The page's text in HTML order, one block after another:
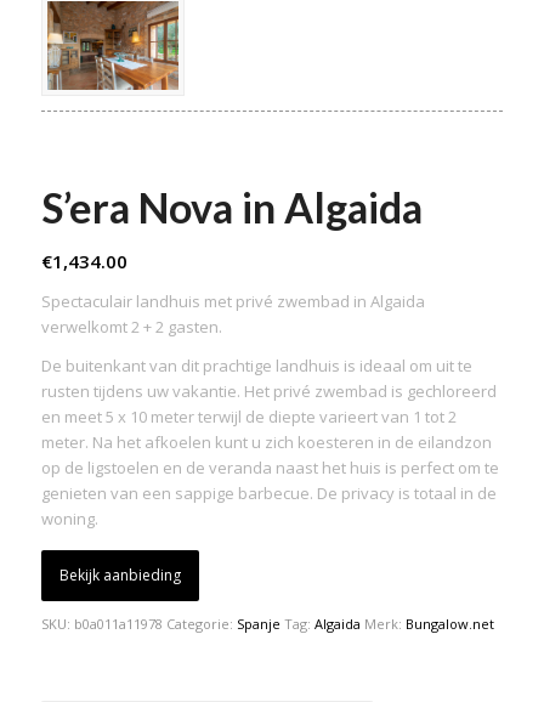
S’era Nova in Algaida
€1,434.00
Spectaculair landhuis met privé zwembad in Algaida
verwelkomt 2 + 2 gasten.
De buitenkant van dit prachtige landhuis is ideaal om uit te
rusten tijdens uw vakantie. Het privé zwembad is gechloreerd
en meet 5 x 10 meter terwijl de diepte varieert van 1 tot 2
meter. Na het afkoelen kunt u zich koesteren in de eilandzon
op de ligstoelen en de veranda naast het huis is perfect om te
genieten van een sappige barbecue. De privacy is totaal in de
woning.
Bekijk aanbieding
SKU: b0a011a11978 Categorie: Spanje Tag: Algaida Merk: Bungalow.net